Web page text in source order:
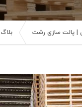
| پالت سازی رشت بلاگ